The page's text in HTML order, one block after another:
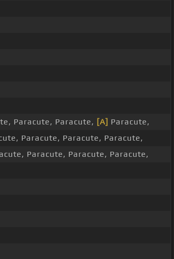
Paracute, Paracute, [A] Paracute,
Paracute, Paracute, Paracute,
Paracute, Paracute, Paracute,